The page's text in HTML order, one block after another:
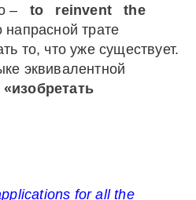
– to reinvent
the
напрасной трате
то, что уже существует.
эквивалентной
«изобретать
for all the